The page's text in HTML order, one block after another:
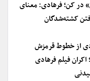
در کن؛ فرهادی: معنای
کشته‌شدگان
از خطوط قرمزش
فیلم فرهادی